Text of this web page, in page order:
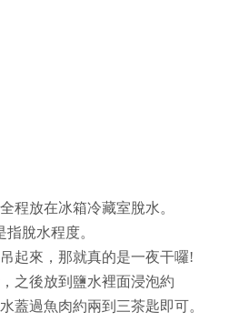
程放在冰箱冷藏室脫水。
脫水程度。
起來，那就真的是一夜干囉!
之後放到鹽水裡面浸泡約
蓋過魚肉約兩到三茶匙即可。